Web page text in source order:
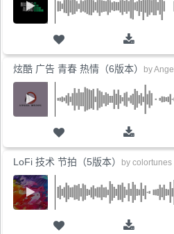
炫酷 广告 青春 热情（6版本） byAngel
LoFi 技术 节拍（5版本） by colortunes